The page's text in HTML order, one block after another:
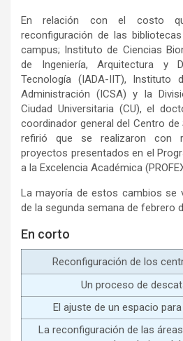
En relación con el costo
reconfiguración de las
campus; Instituto de Ciencias
de Ingeniería, Arquitectura y
Tecnología (IADA-IIT), Instituto
Administración (ICSA) y la
Ciudad Universitaria (CU), el
coordinador general del Centro
refirió que se realizaron con
proyectos presentados en el
a la Excelencia Académica
La mayoría de estos cambios se
de la segunda semana de febrero
En corto
Reconfiguración de los
Un proceso de
El ajuste de un espacio
La reconfiguración de las